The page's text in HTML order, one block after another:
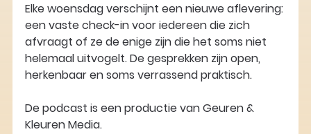
Elke woensdag verschijnt een nieuwe aflevering:
een vaste check-in voor iedereen die zich
afvraagt of ze de enige zijn die het soms niet
helemaal uitvogelt. De gesprekken zijn open,
herkenbaar en soms verrassend praktisch.
De podcast is een productie van Geuren &
Kleuren Media.